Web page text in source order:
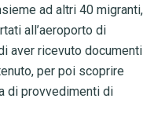
ad altri 40 migranti,
all’aeroporto di
aver ricevuto documenti
per poi scoprire
di provvedimenti di